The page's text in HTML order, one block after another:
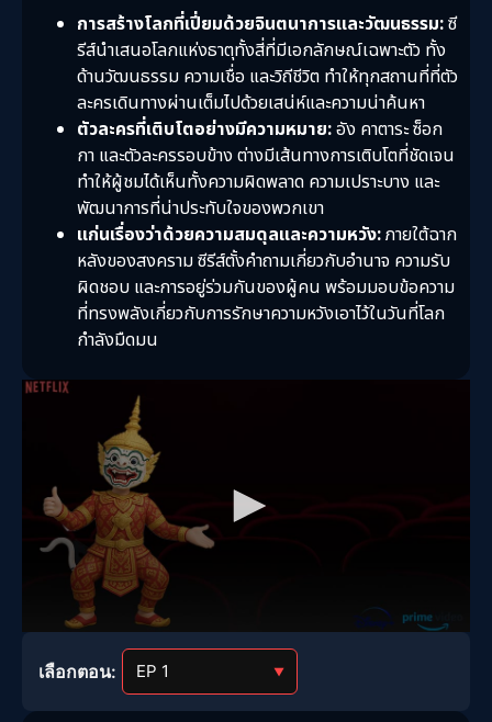
การสร้างโลกที่เปี่ยมด้วยจินตนาการและวัฒนธรรม:ซี
รีส์นำเสนอโลกแห่งธาตุทั้งสี่ที่มีเอกลักษณ์เฉพาะตัว ทั้ง
ด้านวัฒนธรรม ความเชื่อ และวิถีชีวิต ทำให้ทุกสถานที่ที่ตัว
ละครเดินทางผ่านเต็มไปด้วยเสน่ห์และความน่าค้นหา
ตัวละครที่เติบโตอย่างมีความหมาย:อัง คาตาระ ซ็อก
กา และตัวละครรอบข้าง ต่างมีเส้นทางการเติบโตที่ชัดเจน
ทำให้ผู้ชมได้เห็นทั้งความผิดพลาด ความเปราะบาง และ
พัฒนาการที่น่าประทับใจของพวกเขา
แก่นเรื่องว่าด้วยความสมดุลและความหวัง:ภายใต้ฉาก
หลังของสงคราม ซีรีส์ตั้งคำถามเกี่ยวกับอำนาจ ความรับ
ผิดชอบ และการอยู่ร่วมกันของผู้คน พร้อมมอบข้อความ
ที่ทรงพลังเกี่ยวกับการรักษาความหวังเอาไว้ในวันที่โลก
กำลังมืดมน
เลือกตอน: ▼